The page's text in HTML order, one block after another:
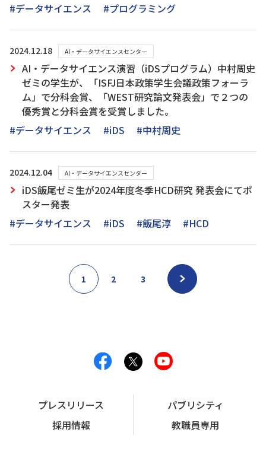
#データサイエンス
#プログラミング
2024.12.18 AI・データサイエンスセンター
AI・データサイエンス演習（iDSプログラム）中村周史
ゼミの学生が、「ISFJ日本政策学生会議政策フォーラ
ム」で分科会賞、「WEST研究論文発表会」で２つの
優秀賞と分科会賞を受賞しました。
#データサイエンス
#iDS #中村周史
2024.12.04 AI・データサイエンスセンター
iDS飯尾ゼミ生が2024年度冬季HCD研究 発表会にてポ
スター発表
#データサイエンス
#iDS #飯尾淳 #HCD
1 2 3
プレスリリース
パブリシティ
採用情報
教職員専用